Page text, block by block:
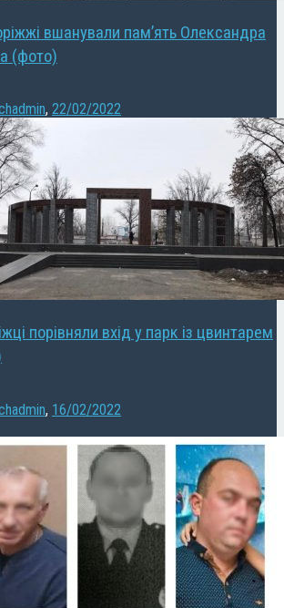
вшанували пам’ять Олександра
(фото)
, 22/02/2022
порівняли вхід у парк із цвинтарем
, 16/02/2022